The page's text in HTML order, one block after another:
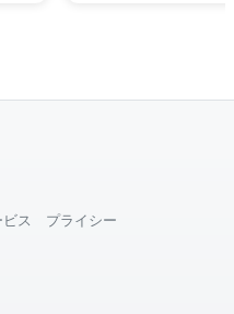
ビス プライシー